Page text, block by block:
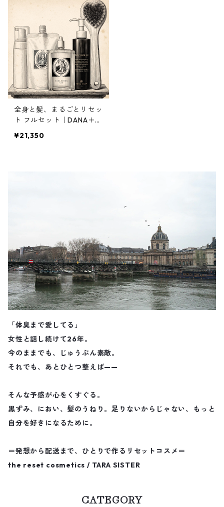
全身と髪、まるごとリセッ
ト フルセット｜DANA＋M
e＋ボディブラシ禊＋空ポ
¥21,350
「体臭まで愛してる」
女性と話し続けて26年。
今のままでも、じゅうぶん素敵。
それでも、あとひとつ整えば——
そんな予感が心をくすぐる。
黒ずみ、におい、髪のうねり。足りないからじゃない、もっと
自分を好きになるために。
＝発想から配送まで、ひとりで作るリセットコスメ＝
the reset cosmetics / TARA SISTER
CATEGORY